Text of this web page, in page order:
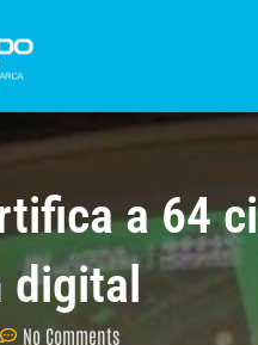
¿QUIÉNES SOMOS? NOTICIAS
a 64
digital
No Comments